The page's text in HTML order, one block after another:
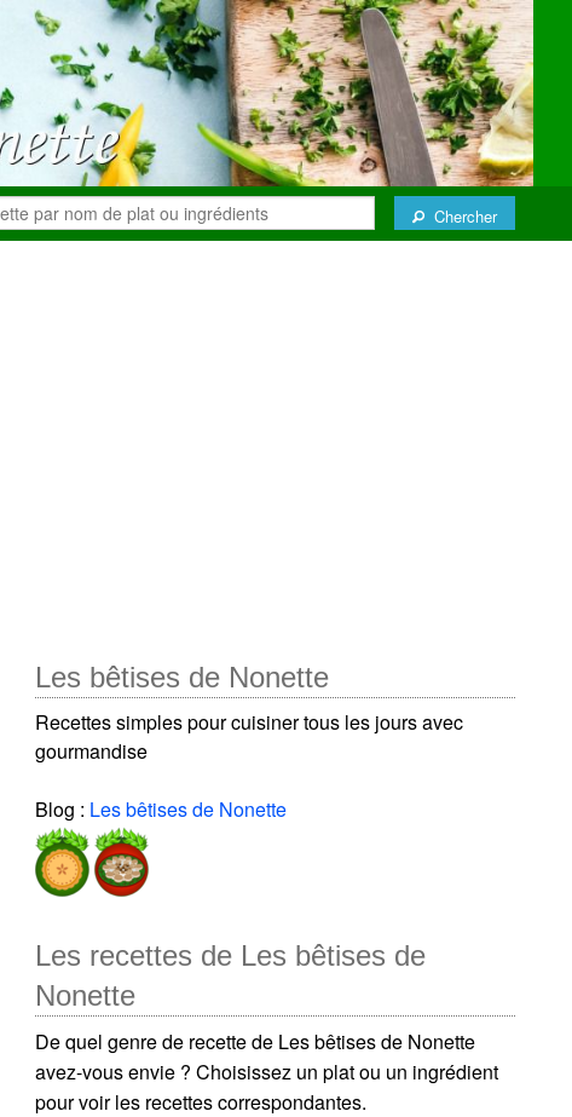
Chercher
Les bêtises de Nonette
Recettes simples pour cuisiner tous les jours avec
gourmandise
Blog : Les bêtises de Nonette
Les recettes de Les bêtises de
Nonette
De quel genre de recette de Les bêtises de Nonette
avez-vous envie ? Choisissez un plat ou un ingrédient
pour voir les recettes correspondantes.